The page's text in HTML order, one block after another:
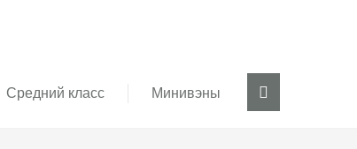
Средний класс Минивэны